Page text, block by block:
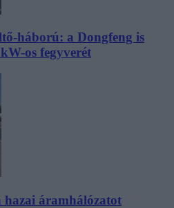
háború: a Dongfeng is
os fegyverét
hazai áramhálózatot